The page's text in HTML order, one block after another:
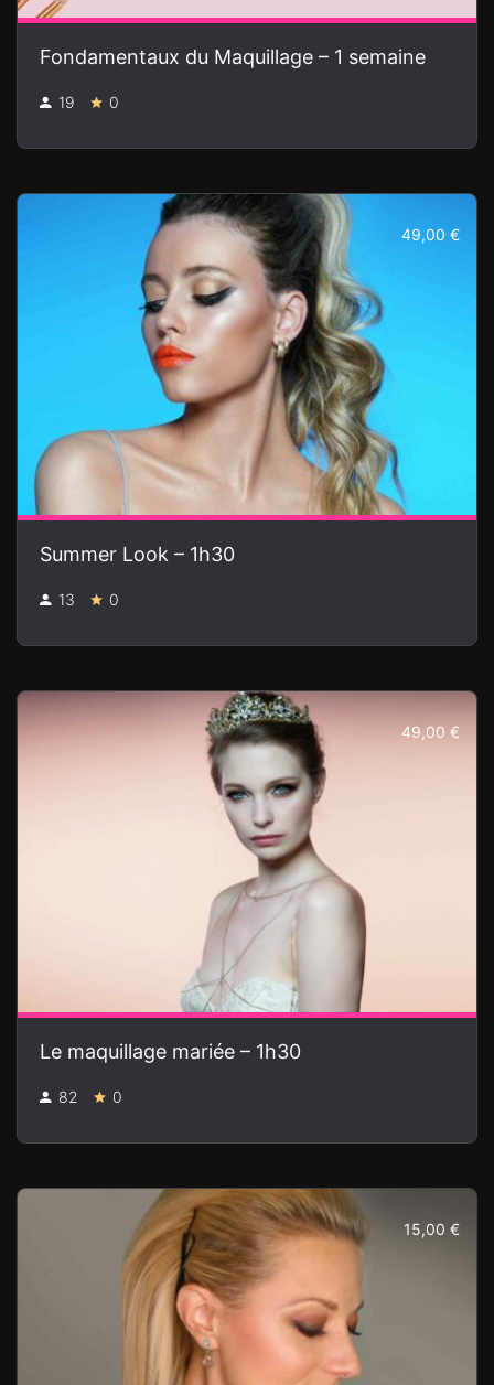
Fondamentaux du Maquillage – 1 semaine
19 0
49,00 €
Summer Look – 1h30
13 0
49,00 €
Le maquillage mariée – 1h30
82 0
15,00 €